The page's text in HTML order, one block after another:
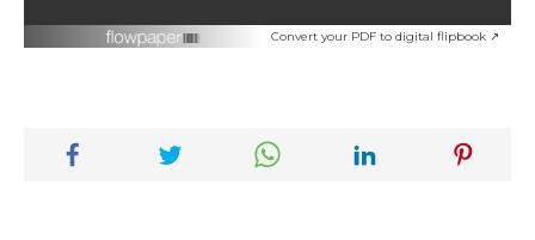
Convert your PDF to digital flipbook ↗